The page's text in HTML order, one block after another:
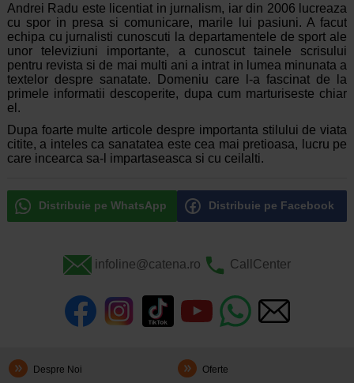
Andrei Radu este licentiat in jurnalism, iar din 2006 lucreaza
cu spor in presa si comunicare, marile lui pasiuni. A facut
echipa cu jurnalisti cunoscuti la departamentele de sport ale
unor televiziuni importante, a cunoscut tainele scrisului
pentru revista si de mai multi ani a intrat in lumea minunata a
textelor despre sanatate. Domeniu care l-a fascinat de la
primele informatii descoperite, dupa cum marturiseste chiar
el.
Dupa foarte multe articole despre importanta stilului de viata
citite, a inteles ca sanatatea este cea mai pretioasa, lucru pe
care incearca sa-l impartaseasca si cu ceilalti.
Distribuie pe WhatsApp Distribuie pe Facebook
infoline@catena.ro CallCenter
Despre Noi Oferte